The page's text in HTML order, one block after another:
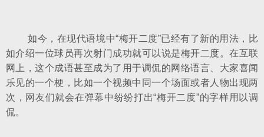
如今，在现代语境中“梅开二度”已经有了新的用法，比
如介绍一位球员再次射门成功就可以说是梅开二度。在互联
网上，这个成语甚至成为了用于调侃的网络语言、大家喜闻
乐见的一个梗，比如一个视频中同一个场面或者人物出现两
次，网友们就会在弹幕中纷纷打出“梅开二度”的字样用以调
侃。